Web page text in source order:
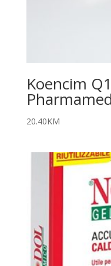
Koencim
20.40KM